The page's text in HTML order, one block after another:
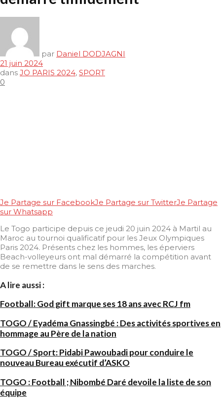
par Daniel DODJAGNI
21 juin 2024
dans JO PARIS 2024, SPORT
0
Je Partage sur FacebookJe Partage sur TwitterJe Partage
sur Whatsapp
Le Togo participe depuis ce jeudi 20 juin 2024 à Martil au
Maroc au tournoi qualificatif pour les Jeux Olympiques
Paris 2024. Présents chez les hommes, les éperviers
Beach-volleyeurs ont mal démarré la compétition avant
de se remettre dans le sens des marches.
A lire aussi :
Football: God gift marque ses 18 ans avec RCJ fm
TOGO / Eyadéma Gnassingbé : Des activités sportives en
hommage au Père de la nation
TOGO / Sport: Pidabi Pawoubadi pour conduire le
nouveau Bureau exécutif d’ASKO
TOGO : Football ; Nibombé Daré devoile la liste de son
équipe